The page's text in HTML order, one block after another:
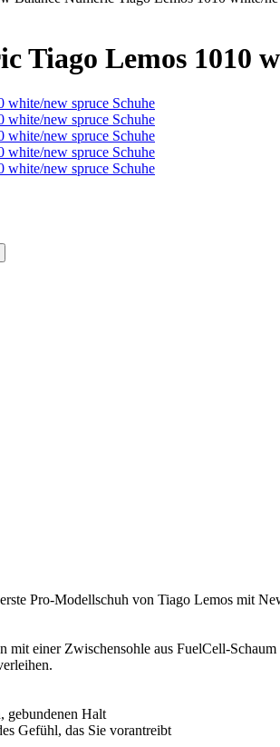
Tiago Lemos 1010
Pro-Modellschuh von Tiago Lemos mit
mit einer Zwischensohle aus FuelCell-
gebundenen Halt
Gefühl, das Sie vorantreibt